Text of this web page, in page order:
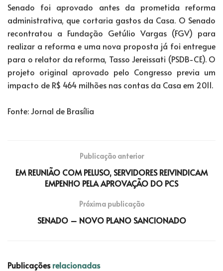
Senado foi aprovado antes da prometida reforma
administrativa, que cortaria gastos da Casa. O Senado
recontratou a Fundação Getúlio Vargas (FGV) para
realizar a reforma e uma nova proposta já foi entregue
para o relator da reforma, Tasso Jereissati (PSDB-CE). O
projeto original aprovado pelo Congresso previa um
impacto de R$ 464 milhões nas contas da Casa em 2011.
Fonte: Jornal de Brasília
Publicação anterior
EM REUNIÃO COM PELUSO, SERVIDORES REIVINDICAM
EMPENHO PELA APROVAÇÃO DO PCS
Próxima publicação
SENADO – NOVO PLANO SANCIONADO
Publicaçõesrelacionadas